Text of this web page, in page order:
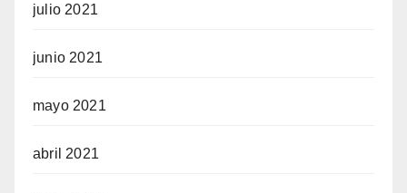
julio 2021
junio 2021
mayo 2021
abril 2021